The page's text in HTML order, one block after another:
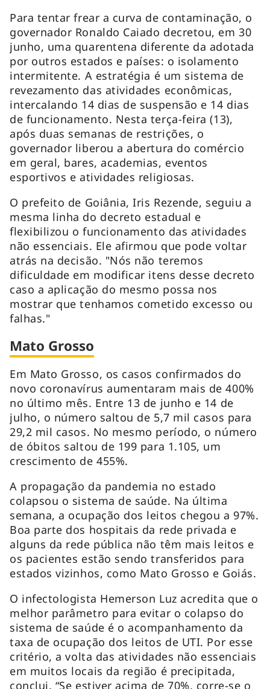
Para tentar frear a curva de contaminação, o
governador Ronaldo Caiado decretou, em 30
junho, uma quarentena diferente da adotada
por outros estados e países: o isolamento
intermitente. A estratégia é um sistema de
revezamento das atividades econômicas,
intercalando 14 dias de suspensão e 14 dias
de funcionamento. Nesta terça-feira (13),
após duas semanas de restrições, o
governador liberou a abertura do comércio
em geral, bares, academias, eventos
esportivos e atividades religiosas.
O prefeito de Goiânia, Iris Rezende, seguiu a
mesma linha do decreto estadual e
flexibilizou o funcionamento das atividades
não essenciais. Ele afirmou que pode voltar
atrás na decisão. "Nós não teremos
dificuldade em modificar itens desse decreto
caso a aplicação do mesmo possa nos
mostrar que tenhamos cometido excesso ou
falhas."
Mato Grosso
Em Mato Grosso, os casos confirmados do
novo coronavírus aumentaram mais de 400%
no último mês. Entre 13 de junho e 14 de
julho, o número saltou de 5,7 mil casos para
29,2 mil casos. No mesmo período, o número
de óbitos saltou de 199 para 1.105, um
crescimento de 455%.
A propagação da pandemia no estado
colapsou o sistema de saúde. Na última
semana, a ocupação dos leitos chegou a 97%.
Boa parte dos hospitais da rede privada e
alguns da rede pública não têm mais leitos e
os pacientes estão sendo transferidos para
estados vizinhos, como Mato Grosso e Goiás.
O infectologista Hemerson Luz acredita que o
melhor parâmetro para evitar o colapso do
sistema de saúde é o acompanhamento da
taxa de ocupação dos leitos de UTI. Por esse
critério, a volta das atividades não essenciais
em muitos locais da região é precipitada,
conclui. “Se estiver acima de 70%, corre-se o